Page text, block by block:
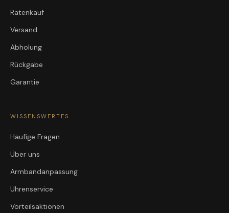
Ratenkauf
Versand
Abholung
Rückgabe
Garantie
WISSENSWERTES
Häufige Fragen
Über uns
Armbandanpassung
Uhrenservice
Vorteilsaktionen